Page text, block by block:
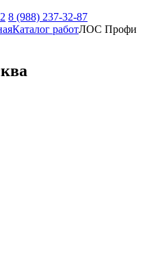
8 (988) 237-32-87
Каталог работЛОС Профи